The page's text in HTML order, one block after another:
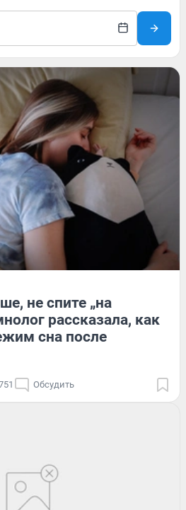
не спите „на
рассказала, как
сна после
Обсудить